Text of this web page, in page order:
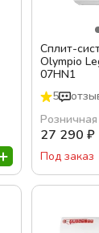
Сплит-
Olympio
07HN1
5
27 290 ₽
Под заказ